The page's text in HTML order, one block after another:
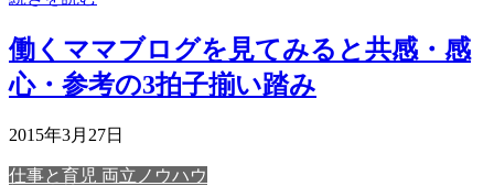
働くママブログを見てみると共感・感
心・参考の3拍子揃い踏み
2015年3月27日
仕事と育児 両立ノウハウ